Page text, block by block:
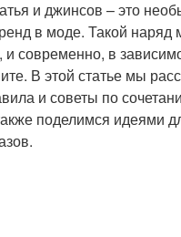
и джинсов – это
в моде. Такой наряд
современно, в
В этой статье мы
и советы по
поделимся идеями